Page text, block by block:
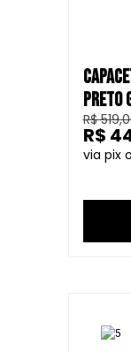
PRETO
R$
R$